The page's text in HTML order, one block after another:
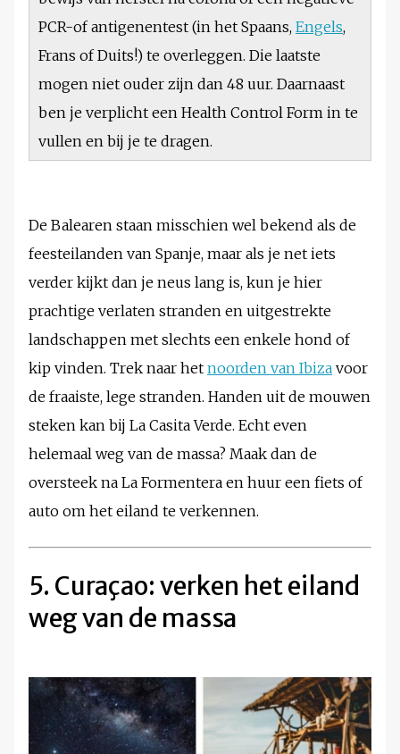
PCR-of antigenentest (in het Spaans, Engels,
Frans of Duits!) te overleggen. Die laatste
mogen niet ouder zijn dan 48 uur. Daarnaast
ben je verplicht een Health Control Form in te
vullen en bij je te dragen.
De Balearen staan misschien wel bekend als de
feesteilanden van Spanje, maar als je net iets
verder kijkt dan je neus lang is, kun je hier
prachtige verlaten stranden en uitgestrekte
landschappen met slechts een enkele hond of
kip vinden. Trek naar het noorden van Ibiza voor
de fraaiste, lege stranden. Handen uit de mouwen
steken kan bij La Casita Verde. Echt even
helemaal weg van de massa? Maak dan de
oversteek na La Formentera en huur een fiets of
auto om het eiland te verkennen.
5. Curaçao: verken het eiland
weg van de massa